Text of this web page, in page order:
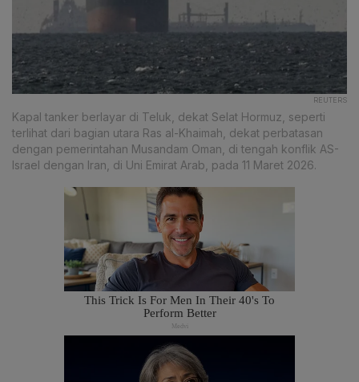
REUTERS
Kapal tanker berlayar di Teluk, dekat Selat Hormuz, seperti
terlihat dari bagian utara Ras al-Khaimah, dekat perbatasan
dengan pemerintahan Musandam Oman, di tengah konflik AS-
Israel dengan Iran, di Uni Emirat Arab, pada 11 Maret 2026.